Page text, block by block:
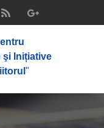
şi Inițiative
"